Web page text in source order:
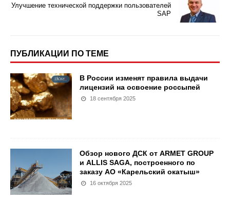
Улучшение технической поддержки пользователей
SAP
ПУБЛИКАЦИИ ПО ТЕМЕ
В России изменят правила выдачи
лицензий на освоение россыпей
18 сентября 2025
Обзор нового ДСК от ARMET GROUP
и ALLIS SAGA, построенного по
заказу АО «Карельский окатыш»
16 октября 2025